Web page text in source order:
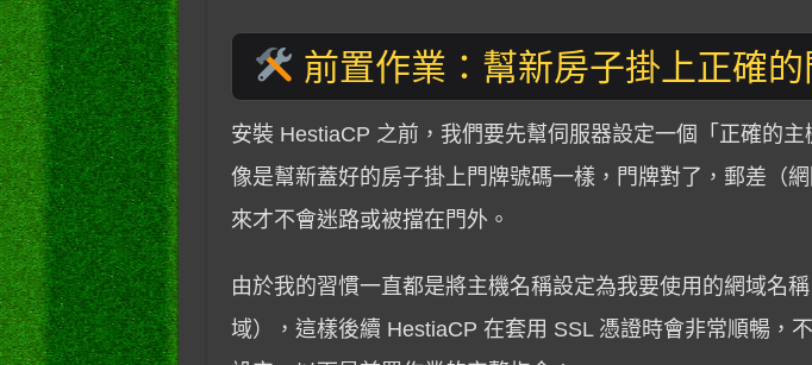
前置作業：幫新房子掛上正確
安裝 HestiaCP 之前，我們要先幫伺服器設定一個「正確的主
像是幫新蓋好的房子掛上門牌號碼一樣，門牌對了，郵差（
來才不會迷路或被擋在門外。
由於我的習慣一直都是將主機名稱設定為我要使用的網域名
域），這樣後續 HestiaCP 在套用 SSL 憑證時會非常順暢，